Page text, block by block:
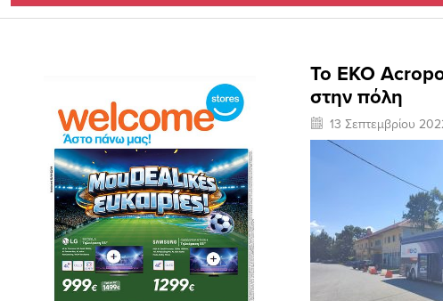
Το EKO
στην πόλη
13 Σεπτεμβρίου